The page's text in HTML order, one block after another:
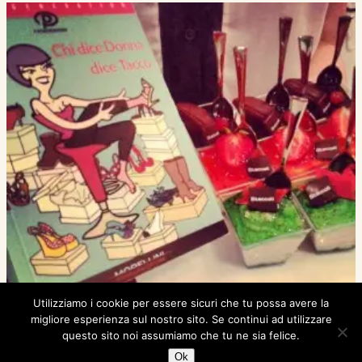
Utilizziamo i cookie per essere sicuri che tu possa avere la
migliore esperienza sul nostro sito. Se continui ad utilizzare
questo sito noi assumiamo che tu ne sia felice.
Ok